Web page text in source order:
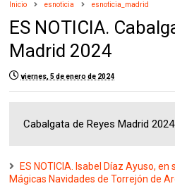
Inicio esnoticia esnoticia_madrid
ES NOTICIA.
Madrid 2024
viernes, 5 de enero de 2024
Cabalgata de Reyes Madrid 2024
ES NOTICIA. Isabel Díaz Ayuso,
Mágicas Navidades de Torrejón de